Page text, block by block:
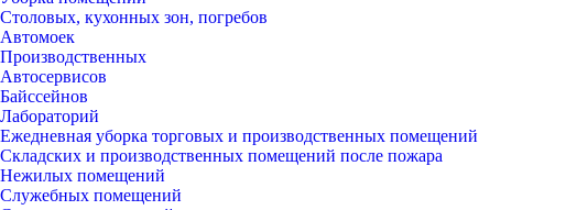
Столовых, кухонных зон, погребов
Автомоек
Производственных
Автосервисов
Байссейнов
Лабораторий
Ежедневная уборка торговых и производственных помещений
Складских и производственных помещений после пожара
Нежилых помещений
Служебных помещений